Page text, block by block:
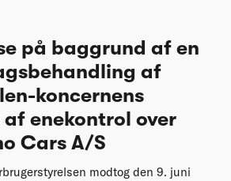
på baggrund af en
af
koncernens
af enekontrol over
Cars A/S
modtog den 9. juni